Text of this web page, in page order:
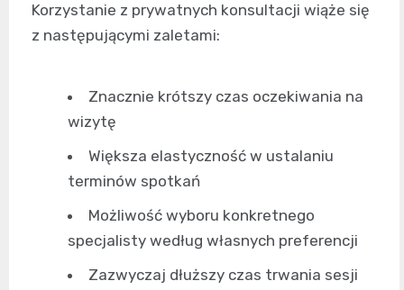
Korzystanie z prywatnych konsultacji wiąże się
z następującymi zaletami:
Znacznie krótszy czas oczekiwania na
wizytę
Większa elastyczność w ustalaniu
terminów spotkań
Możliwość wyboru konkretnego
specjalisty według własnych preferencji
Zazwyczaj dłuższy czas trwania sesji